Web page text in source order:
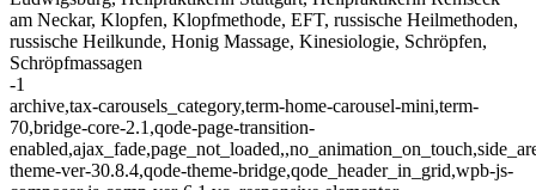
am Neckar, Klopfen, Klopfmethode, EFT, russische Heilmethoden,
russische Heilkunde, Honig Massage, Kinesiologie, Schröpfen,
Schröpfmassagen
-1
archive,tax-carousels_category,term-home-carousel-mini,term-
70,bridge-core-2.1,qode-page-transition-
theme-ver-30.8.4,qode-theme-bridge,qode_header_in_grid,wpb-js-